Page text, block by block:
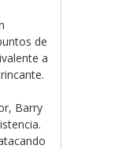
de
a
Barry